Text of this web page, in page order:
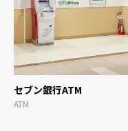
セブン銀行ATM
ATM